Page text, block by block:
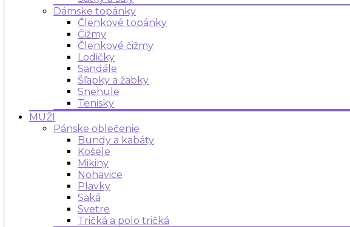
Dámske topánky
Členkové topánky
Čižmy
Členkové čižmy
Lodičky
Sandále
Šľapky a žabky
Snehule
Tenisky
MUŽI
Pánske oblečenie
Bundy a kabáty
Košele
Mikiny
Nohavice
Plavky
Saká
Svetre
Tričká a polo tričká